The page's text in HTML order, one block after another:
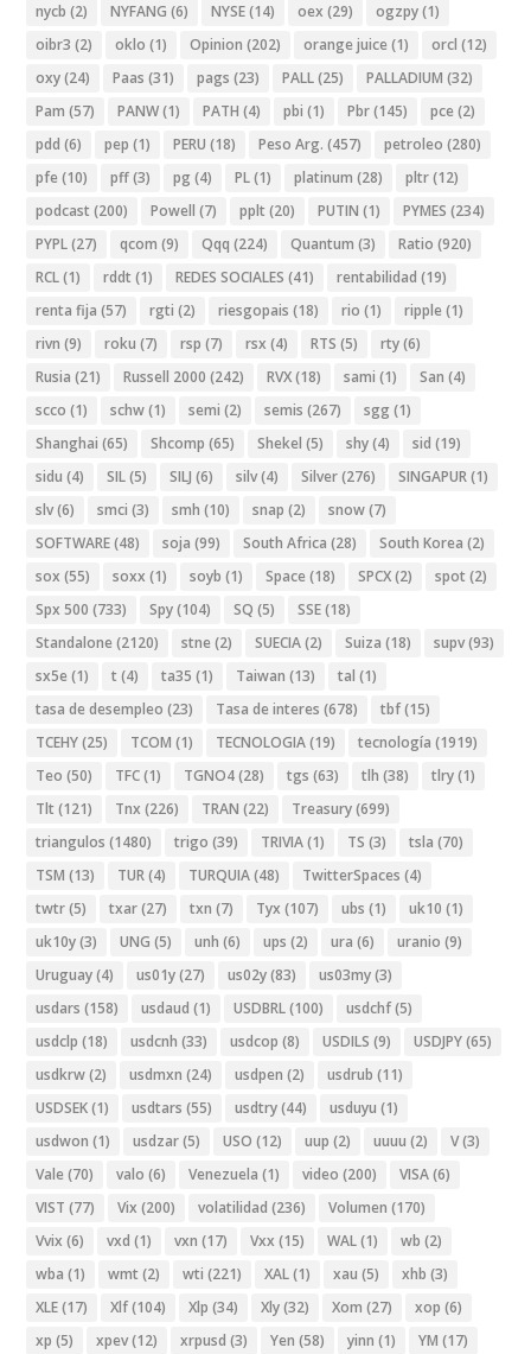
nycb (2) NYFANG (6) NYSE(14) oex (29) ogzpy(1)
oibr3 (2) oklo (1) Opinion (202) orange juice (1) orcl (12)
oxy(24) Paas (31) pags (23) PALL(25) PALLADIUM (32)
Pam (57) PANW(1) PATH (4) pbi (1) Pbr(145) pce (2)
pdd (6) pep (1) PERU (18) Peso Arg. (457) petroleo (280)
pfe (10) pff(3) pg (4) PL(1) platinum (28) pltr(12)
podcast (200) Powell (7) pplt (20) PUTIN (1) PYMES (234)
PYPL(27) qcom (9) Qqq (224) Quantum (3) Ratio (920)
RCL(1) rddt (1) REDES SOCIALES (41) rentabilidad (19)
renta fija (57) rgti (2) riesgopais (18) rio (1) ripple (1)
rivn (9) roku (7) rsp (7) rsx (4) RTS (5) rty(6)
Rusia (21) Russell 2000 (242) RVX(18) sami (1) San (4)
scco (1) schw(1) semi (2) semis (267) sgg (1)
Shanghai (65) Shcomp (65) Shekel (5) shy(4) sid (19)
sidu (4) SIL(5) SILJ (6) silv(4) Silver(276) SINGAPUR(1)
slv(6) smci (3) smh (10) snap (2) snow(7)
SOFTWARE(48) soja (99) South Africa (28) South Korea (2)
sox (55) soxx (1) soyb (1) Space (18) SPCX(2) spot (2)
Spx 500 (733) Spy(104) SQ (5) SSE(18)
Standalone (2120) stne (2) SUECIA(2) Suiza (18) supv(93)
sx5e (1) t (4) ta35 (1) Taiwan (13) tal (1)
tasa de desempleo (23) Tasa de interes (678) tbf(15)
TCEHY(25) TCOM (1) TECNOLOGIA(19) tecnología (1919)
Teo (50) TFC(1) TGNO4(28) tgs (63) tlh (38) tlry(1)
Tlt (121) Tnx (226) TRAN (22) Treasury(699)
triangulos (1480) trigo (39) TRIVIA(1) TS (3) tsla (70)
TSM (13) TUR(4) TURQUIA(48) TwitterSpaces (4)
twtr(5) txar(27) txn (7) Tyx (107) ubs (1) uk10 (1)
uk10y(3) UNG (5) unh (6) ups (2) ura (6) uranio (9)
Uruguay(4) us01y(27) us02y(83) us03my(3)
usdars (158) usdaud (1) USDBRL(100) usdchf(5)
usdclp (18) usdcnh (33) usdcop (8) USDILS (9) USDJPY(65)
usdkrw(2) usdmxn (24) usdpen (2) usdrub (11)
USDSEK(1) usdtars (55) usdtry(44) usduyu (1)
usdwon (1) usdzar(5) USO (12) uup (2) uuuu (2) V(3)
Vale (70) valo (6) Venezuela (1) video (200) VISA(6)
VIST (77) Vix (200) volatilidad (236) Volumen (170)
Vvix (6) vxd (1) vxn (17) Vxx (15) WAL(1) wb (2)
wba (1) wmt (2) wti (221) XAL(1) xau (5) xhb (3)
XLE(17) Xlf(104) Xlp (34) Xly(32) Xom (27) xop (6)
xp (5) xpev(12) xrpusd (3) Yen (58) yinn (1) YM (17)